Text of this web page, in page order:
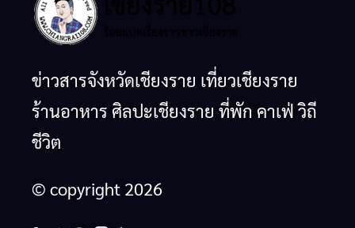
ข่าวสารจังหวัดเชียงราย เที่ยวเชียงราย
ร้านอาหาร ศิลปะเชียงราย ที่พัก คาเฟ่ วิถี
ชีวิต
© copyright 2026